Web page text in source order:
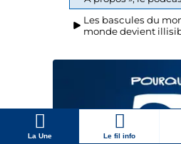
La Une Le fil info